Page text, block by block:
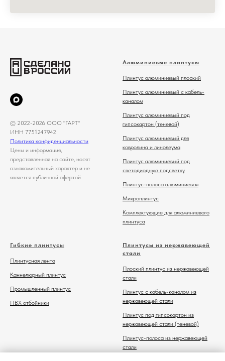
© 2022-2026 ООО "ГАРТ"
ИНН 7751247942
Политика конфиденциальности
Цены и информация,
представленная на сайте, носят
ознакомительный характер и не
является публичной офертой
Алюминиевые плинтусы
Плинтус алюминиевый плоский
Плинтус алюминиевый с кабель-
каналом
Плинтус алюминиевый под
гипсокартон (теневой)
Плинтус алюминиевый для
ковролина и линолеума
Плинтус алюминиевый под
светодиодную подсветку
Плинтус-полоса алюминиевая
Микроплинтус
Комплектующие для алюминиевого
плинтуса
Гибкие плинтусы
Плинтусная лента
Каннелюрный плинтус
Промышленный плинтус
ПВХ отбойники
Плинтусы из нержавеющей
стали
Плоский плинтус из нержавеющей
стали
Плинтус с кабель-каналом из
нержавеющей стали
Плинтус под гипсокартон из
нержавеющей стали (теневой)
Плинтус-полоса из нержавеющей
стали